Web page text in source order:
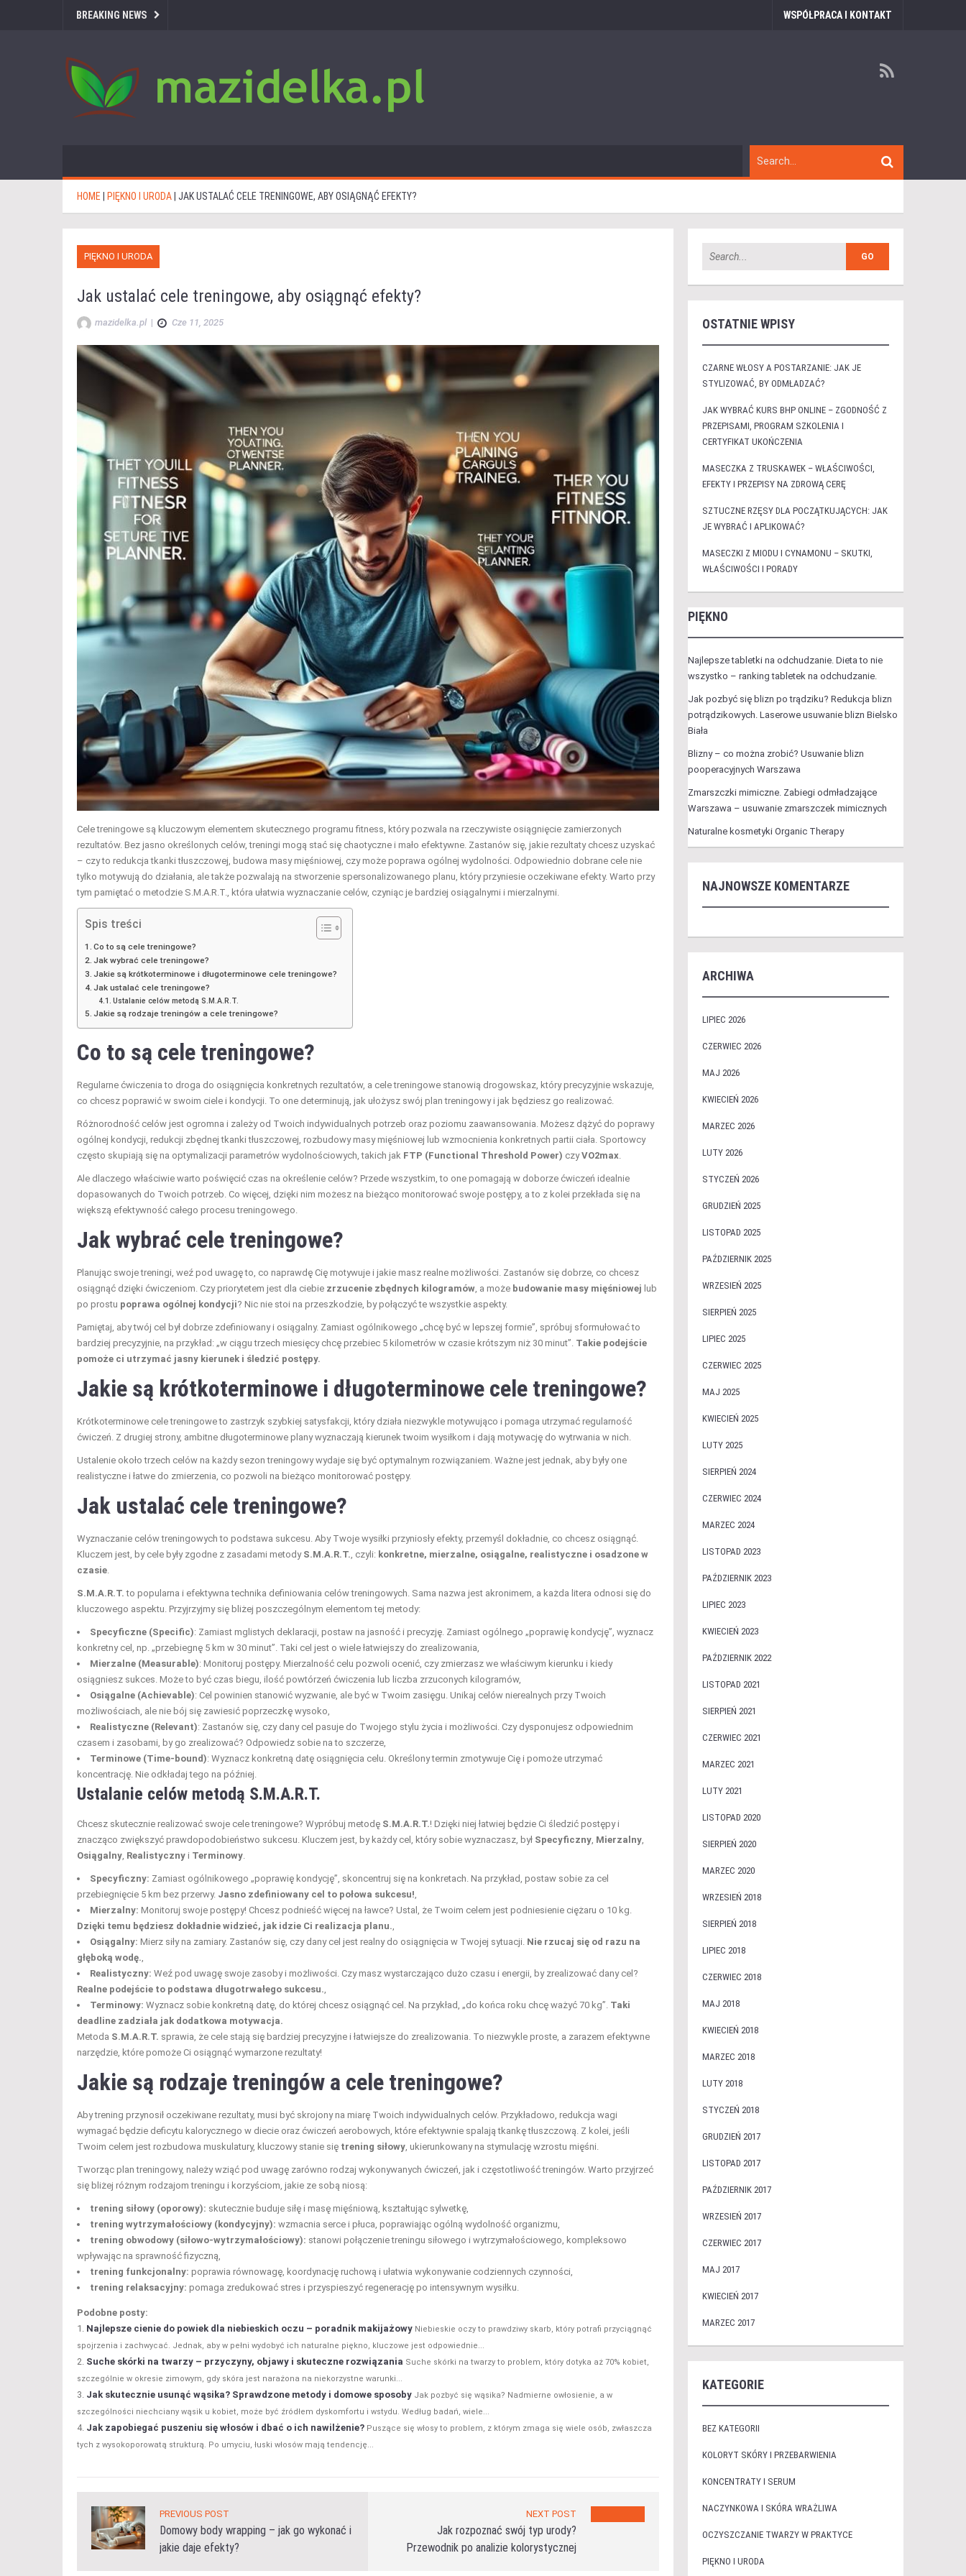
BREAKING NEWS WSPÓŁPRACA I KONTAKT
HOME PIĘKNO I URODA JAK USTALAĆ CELE TRENINGOWE, ABY OSIĄGNĄĆ EFEKTY?
PIĘKNO I URODA
Jak ustalać cele treningowe, aby osiągnąć efekty?
mazidelka.pl | Cze 11, 2025
Cele treningowe są kluczowym elementem skutecznego programu fitness, który pozwala na rzeczywiste osiągnięcie zamierzonych
rezultatów. Bez jasno określonych celów, treningi mogą stać się chaotyczne i mało efektywne. Zastanów się, jakie rezultaty chcesz uzyskać
– czy to redukcja tkanki tłuszczowej, budowa masy mięśniowej, czy może poprawa ogólnej wydolności. Odpowiednio dobrane cele nie
tylko motywują do działania, ale także pozwalają na stworzenie spersonalizowanego planu, który przyniesie oczekiwane efekty. Warto przy
tym pamiętać o metodzie S.M.A.R.T., która ułatwia wyznaczanie celów, czyniąc je bardziej osiągalnymi i mierzalnymi.
Spis treści
Co to są cele treningowe?
Jak wybrać cele treningowe?
Jakie są krótkoterminowe i długoterminowe cele treningowe?
Jak ustalać cele treningowe?
Ustalanie celów metodą S.M.A.R.T.
Jakie są rodzaje treningów a cele treningowe?
Co to są cele treningowe?
Regularne ćwiczenia to droga do osiągnięcia konkretnych rezultatów, a cele treningowe stanowią drogowskaz, który precyzyjnie wskazuje,
co chcesz poprawić w swoim ciele i kondycji. To one determinują, jak ułożysz swój plan treningowy i jak będziesz go realizować.
Różnorodność celów jest ogromna i zależy od Twoich indywidualnych potrzeb oraz poziomu zaawansowania. Możesz dążyć do poprawy
ogólnej kondycji, redukcji zbędnej tkanki tłuszczowej, rozbudowy masy mięśniowej lub wzmocnienia konkretnych partii ciała. Sportowcy
często skupiają się na optymalizacji parametrów wydolnościowych, takich jak FTP (Functional Threshold Power) czyVO2max
Ale dlaczego właściwie warto poświęcić czas na określenie celów? Przede wszystkim, to one pomagają w doborze ćwiczeń idealnie
dopasowanych do Twoich potrzeb. Co więcej, dzięki nim możesz na bieżąco monitorować swoje postępy, a to z kolei przekłada się na
większą efektywność całego procesu treningowego.
Jak wybrać cele treningowe?
Planując swoje treningi, weź pod uwagę to, co naprawdę Cię motywuje i jakie masz realne możliwości. Zastanów się dobrze, co chcesz
osiągnąć dzięki ćwiczeniom. Czy priorytetem jest dla ciebie zrzucenie zbędnych kilogramów , a może budowanie masy mięśniowej lub
po prostu poprawa ogólnej kondycji? Nic nie stoi na przeszkodzie, by połączyć te wszystkie aspekty.
Pamiętaj, aby twój cel był dobrze zdefiniowany i osiągalny. Zamiast ogólnikowego „chcę być w lepszej formie”, spróbuj sformułować to
bardziej precyzyjnie, na przykład: „w ciągu trzech miesięcy chcę przebiec 5 kilometrów w czasie krótszym niż 30 minut”. Takie podejście
pomoże ci utrzymać jasny kierunek i śledzić postępy.
Jakie są krótkoterminowe i długoterminowe cele treningowe?
Krótkoterminowe cele treningowe to zastrzyk szybkiej satysfakcji, który działa niezwykle motywująco i pomaga utrzymać regularność
ćwiczeń. Z drugiej strony, ambitne długoterminowe plany wyznaczają kierunek twoim wysiłkom i dają motywację do wytrwania w nich.
Ustalenie około trzech celów na każdy sezon treningowy wydaje się być optymalnym rozwiązaniem. Ważne jest jednak, aby były one
realistyczne i łatwe do zmierzenia, co pozwoli na bieżąco monitorować postępy.
Jak ustalać cele treningowe?
Wyznaczanie celów treningowych to podstawa sukcesu. Aby Twoje wysiłki przyniosły efekty, przemyśl dokładnie, co chcesz osiągnąć.
Kluczem jest, by cele były zgodne z zasadami metody S.M.A.R.T. , czyli: konkretne, mierzalne, osiągalne, realistyczne i osadzone w
czasie
S.M.A.R.T. to popularna i efektywna technika definiowania celów treningowych. Sama nazwa jest akronimem, a każda litera odnosi się do
kluczowego aspektu. Przyjrzyjmy się bliżej poszczególnym elementom tej metody:
Specyficzne (Specific): Zamiast mglistych deklaracji, postaw na jasność i precyzję. Zamiast ogólnego „poprawię kondycję”, wyznacz
konkretny cel, np. „przebiegnę 5 km w 30 minut”. Taki cel jest o wiele łatwiejszy do zrealizowania,
Mierzalne (Measurable): Monitoruj postępy. Mierzalność celu pozwoli ocenić, czy zmierzasz we właściwym kierunku i kiedy
osiągniesz sukces. Może to być czas biegu, ilość powtórzeń ćwiczenia lub liczba zrzuconych kilogramów,
Osiągalne (Achievable): Cel powinien stanowić wyzwanie, ale być w Twoim zasięgu. Unikaj celów nierealnych przy Twoich
możliwościach, ale nie bój się zawiesić poprzeczkę wysoko,
Realistyczne (Relevant): Zastanów się, czy dany cel pasuje do Twojego stylu życia i możliwości. Czy dysponujesz odpowiednim
czasem i zasobami, by go zrealizować? Odpowiedz sobie na to szczerze,
Terminowe (Time-bound): Wyznacz konkretną datę osiągnięcia celu. Określony termin zmotywuje Cię i pomoże utrzymać
koncentrację. Nie odkładaj tego na później.
Ustalanie celów metodą S.M.A.R.T.
Chcesz skutecznie realizować swoje cele treningowe? Wypróbuj metodę S.M.A.R.T.! Dzięki niej łatwiej będzie Ci śledzić postępy i
znacząco zwiększyć prawdopodobieństwo sukcesu. Kluczem jest, by każdy cel, który sobie wyznaczasz, był Specyficzny Mierzalny
Osiągalny Realistyczny i Terminowy
Specyficzny: Zamiast ogólnikowego „poprawię kondycję”, skoncentruj się na konkretach. Na przykład, postaw sobie za cel
przebiegnięcie 5 km bez przerwy. Jasno zdefiniowany cel to połowa sukcesu!
Mierzalny: Monitoruj swoje postępy! Chcesz podnieść więcej na ławce? Ustal, że Twoim celem jest podniesienie ciężaru o 10 kg.
Dzięki temu będziesz dokładnie widzieć, jak idzie Ci realizacja planu.
Osiągalny: Mierz siły na zamiary. Zastanów się, czy dany cel jest realny do osiągnięcia w Twojej sytuacji. Nie rzucaj się od razu na
głęboką wodę.
Realistyczny: Weź pod uwagę swoje zasoby i możliwości. Czy masz wystarczająco dużo czasu i energii, by zrealizować dany cel?
Realne podejście to podstawa długotrwałego sukcesu.
Terminowy: Wyznacz sobie konkretną datę, do której chcesz osiągnąć cel. Na przykład, „do końca roku chcę ważyć 70 kg”. Taki
deadline zadziała jak dodatkowa motywacja.
Metoda S.M.A.R.T. sprawia, że cele stają się bardziej precyzyjne i łatwiejsze do zrealizowania. To niezwykle proste, a zarazem efektywne
narzędzie, które pomoże Ci osiągnąć wymarzone rezultaty!
Jakie są rodzaje treningów a cele treningowe?
Aby trening przynosił oczekiwane rezultaty, musi być skrojony na miarę Twoich indywidualnych celów. Przykładowo, redukcja wagi
wymagać będzie deficytu kalorycznego w diecie oraz ćwiczeń aerobowych, które efektywnie spalają tkankę tłuszczową. Z kolei, jeśli
Twoim celem jest rozbudowa muskulatury, kluczowy stanie się trening siłowy , ukierunkowany na stymulację wzrostu mięśni.
Tworząc plan treningowy, należy wziąć pod uwagę zarówno rodzaj wykonywanych ćwiczeń, jak i częstotliwość treningów. Warto przyjrzeć
się bliżej różnym rodzajom treningu i korzyściom, jakie ze sobą niosą:
trening siłowy (oporowy): skutecznie buduje siłę i masę mięśniową, kształtując sylwetkę,
trening wytrzymałościowy (kondycyjny): wzmacnia serce i płuca, poprawiając ogólną wydolność organizmu,
trening obwodowy (siłowo-wytrzymałościowy): stanowi połączenie treningu siłowego i wytrzymałościowego, kompleksowo
wpływając na sprawność fizyczną,
trening funkcjonalny: poprawia równowagę, koordynację ruchową i ułatwia wykonywanie codziennych czynności,
trening relaksacyjny: pomaga zredukować stres i przyspieszyć regenerację po intensywnym wysiłku.
Podobne posty:
Najlepsze cienie do powiek dla niebieskich oczu – poradnik makijażowy Niebieskie oczy to prawdziwy skarb, który potrafi przyciągnąć
spojrzenia i zachwycać. Jednak, aby w pełni wydobyć ich naturalne piękno, kluczowe jest odpowiednie...
Suche skórki na twarzy – przyczyny, objawy i skuteczne rozwiązania Suche skórki na twarzy to problem, który dotyka aż 70% kobiet,
szczególnie w okresie zimowym, gdy skóra jest narażona na niekorzystne warunki...
Jak skutecznie usunąć wąsika? Sprawdzone metody i domowe sposoby Jak pozbyć się wąsika? Nadmierne owłosienie, a w
szczególności niechciany wąsik u kobiet, może być źródłem dyskomfortu i wstydu. Według badań, wiele...
Jak zapobiegać puszeniu się włosów i dbać o ich nawilżenie? Puszące się włosy to problem, z którym zmaga się wiele osób, zwłaszcza
tych z wysokoporowatą strukturą. Po umyciu, łuski włosów mają tendencję...
PREVIOUS POST
Domowy body wrapping – jak go wykonać i
jakie daje efekty?
NEXT POST
Jak rozpoznać swój typ urody?
Przewodnik po analizie kolorystycznej
OSTATNIE WPISY
CZARNE WŁOSY A POSTARZANIE: JAK JE
STYLIZOWAĆ, BY ODMŁADZAĆ?
JAK WYBRAĆ KURS BHP ONLINE – ZGODNOŚĆ Z
PRZEPISAMI, PROGRAM SZKOLENIA I
CERTYFIKAT UKOŃCZENIA
MASECZKA Z TRUSKAWEK – WŁAŚCIWOŚCI,
EFEKTY I PRZEPISY NA ZDROWĄ CERĘ
SZTUCZNE RZĘSY DLA POCZĄTKUJĄCYCH: JAK
JE WYBRAĆ I APLIKOWAĆ?
MASECZKI Z MIODU I CYNAMONU – SKUTKI,
WŁAŚCIWOŚCI I PORADY
PIĘKNO
Najlepsze tabletki na odchudzanie. Dieta to nie
wszystko – ranking tabletek na odchudzanie.
Jak pozbyć się blizn po trądziku? Redukcja blizn
potrądzikowych. Laserowe usuwanie blizn Bielsko
Biała
Blizny – co można zrobić? Usuwanie blizn
pooperacyjnych Warszawa
Zmarszczki mimiczne. Zabiegi odmładzające
Warszawa – usuwanie zmarszczek mimicznych
Naturalne kosmetyki Organic Therapy
NAJNOWSZE KOMENTARZE
ARCHIWA
LIPIEC 2026
CZERWIEC 2026
MAJ 2026
KWIECIEŃ 2026
MARZEC 2026
LUTY 2026
STYCZEŃ 2026
GRUDZIEŃ 2025
LISTOPAD 2025
PAŹDZIERNIK 2025
WRZESIEŃ 2025
SIERPIEŃ 2025
LIPIEC 2025
CZERWIEC 2025
MAJ 2025
KWIECIEŃ 2025
LUTY 2025
SIERPIEŃ 2024
CZERWIEC 2024
MARZEC 2024
LISTOPAD 2023
PAŹDZIERNIK 2023
LIPIEC 2023
KWIECIEŃ 2023
PAŹDZIERNIK 2022
LISTOPAD 2021
SIERPIEŃ 2021
CZERWIEC 2021
MARZEC 2021
LUTY 2021
LISTOPAD 2020
SIERPIEŃ 2020
MARZEC 2020
WRZESIEŃ 2018
SIERPIEŃ 2018
LIPIEC 2018
CZERWIEC 2018
MAJ 2018
KWIECIEŃ 2018
MARZEC 2018
LUTY 2018
STYCZEŃ 2018
GRUDZIEŃ 2017
LISTOPAD 2017
PAŹDZIERNIK 2017
WRZESIEŃ 2017
CZERWIEC 2017
MAJ 2017
KWIECIEŃ 2017
MARZEC 2017
KATEGORIE
BEZ KATEGORII
KOLORYT SKÓRY I PRZEBARWIENIA
KONCENTRATY I SERUM
NACZYNKOWA I SKÓRA WRAŻLIWA
OCZYSZCZANIE TWARZY W PRAKTYCE
PIĘKNO I URODA